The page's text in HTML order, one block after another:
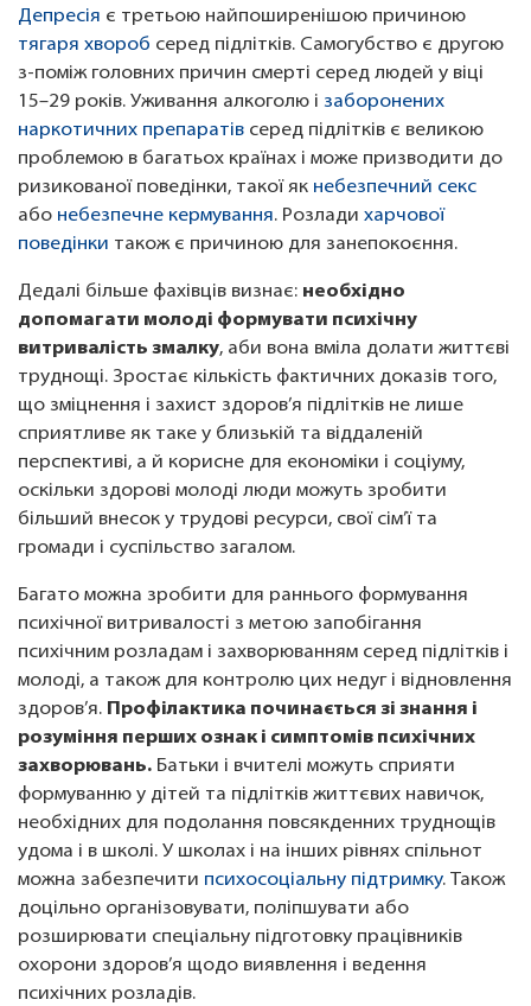
Депресія є третьою найпоширенішою причиною
тягаря хвороб серед підлітків. Самогубство є другою
з-поміж головних причин смерті серед людей у віці
15–29 років. Уживання алкоголю і заборонених
наркотичних препаратів серед підлітків є великою
проблемою в багатьох країнах і може призводити до
ризикованої поведінки, такої як небезпечний секс
або небезпечне кермування. Розлади харчової
поведінки також є причиною для занепокоєння.
Дедалі більше фахівців визнає: необхідно
допомагати молоді формувати психічну
витривалість змалку, аби вона вміла долати життєві
труднощі. Зростає кількість фактичних доказів того,
що зміцнення і захист здоров’я підлітків не лише
сприятливе як таке у близькій та віддаленій
перспективі, а й корисне для економіки і соціуму,
оскільки здорові молоді люди можуть зробити
більший внесок у трудові ресурси, свої сім’ї та
громади і суспільство загалом.
Багато можна зробити для раннього формування
психічної витривалості з метою запобігання
психічним розладам і захворюванням серед підлітків і
молоді, а також для контролю цих недуг і відновлення
здоров’я. Профілактика починається зі знання і
розуміння перших ознак і симптомів психічних
захворювань. Батьки і вчителі можуть сприяти
формуванню у дітей та підлітків життєвих навичок,
необхідних для подолання повсякденних труднощів
удома і в школі. У школах і на інших рівнях спільнот
можна забезпечити психосоціальну підтримку. Також
доцільно організовувати, поліпшувати або
розширювати спеціальну підготовку працівників
охорони здоров’я щодо виявлення і ведення
психічних розладів.